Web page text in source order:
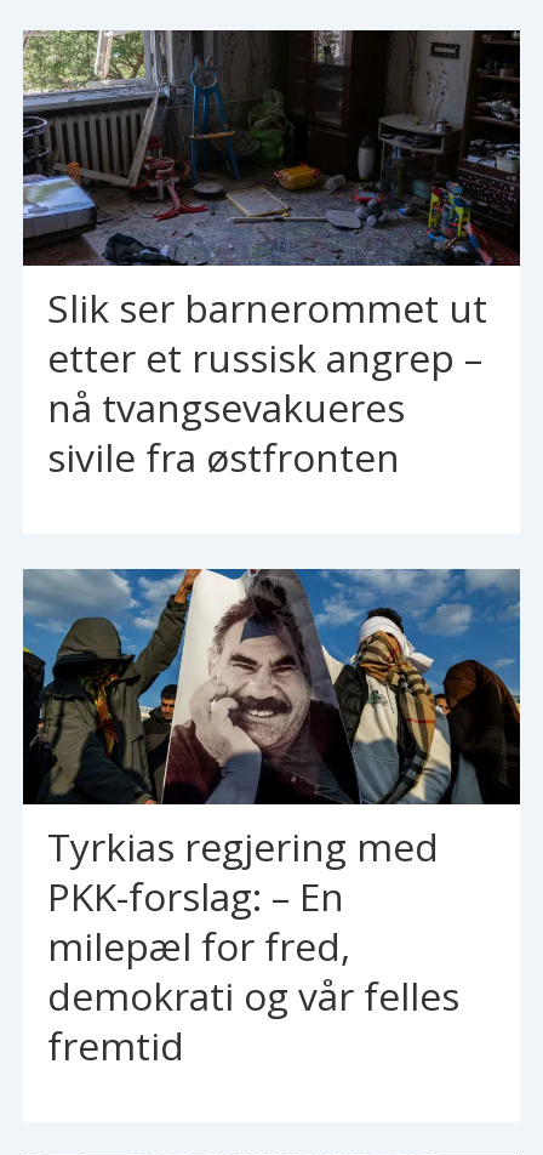
Slik ser barnerommet ut
etter et russisk angrep –
nå tvangsevakueres
sivile fra østfronten
Tyrkias regjering med
PKK-forslag: – En
milepæl for fred,
demokrati og vår felles
fremtid